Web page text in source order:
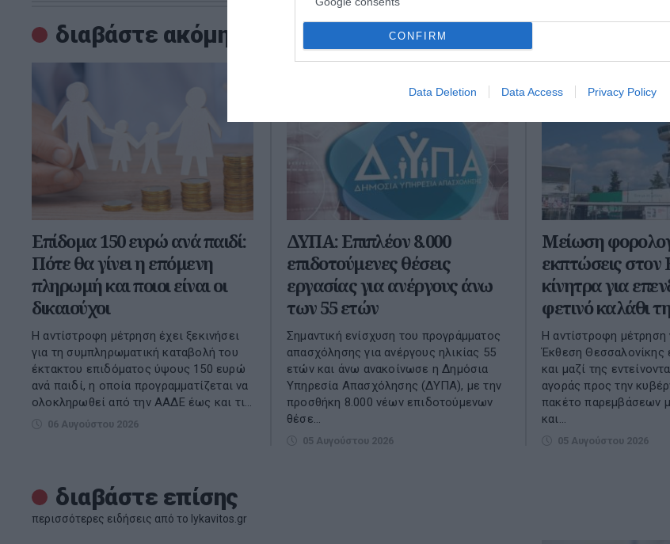
CONFIRM
Data Deletion Data Access Privacy Policy
διαβάστε ακόμη
Επίδομα 150 ευρώ ανά παιδί:
Πότε θα γίνει η επόμενη
πληρωμή και ποιοι είναι οι
δικαιούχοι
Η αντίστροφη μέτρηση έχει ξεκινήσει
για τη συμπληρωματική καταβολή του
έκτακτου επιδόματος ύψους 150 ευρώ
ανά παιδί, η οποία προγραμματίζεται να
ολοκληρωθεί από την ΑΑΔΕ έως και τι...
06 Αυγούστου 2026
ΔΥΠΑ: Επιπλέον 8.000
επιδοτούμενες θέσεις
εργασίας για ανέργους άνω
των 55 ετών
Σημαντική ενίσχυση του προγράμματος
απασχόλησης για ανέργους ηλικίας 55
ετών και άνω ανακοίνωσε η Δημόσια
Υπηρεσία Απασχόλησης (ΔΥΠΑ), με την
προσθήκη 8.000 νέων επιδοτούμενων
θέσε...
05 Αυγούστου 2026
Μείωση
εκπτώσεις
κίνητρα για
φετινό καλάθι
Η αντίστροφη μέτρηση
Έκθεση Θεσσαλονίκης
και μαζί της
αγοράς προς την
πακέτο παρεμβάσεων
και...
05 Αυγούστου 2026
διαβάστε επίσης
περισσότερες ειδήσεις από το lykavitos.gr